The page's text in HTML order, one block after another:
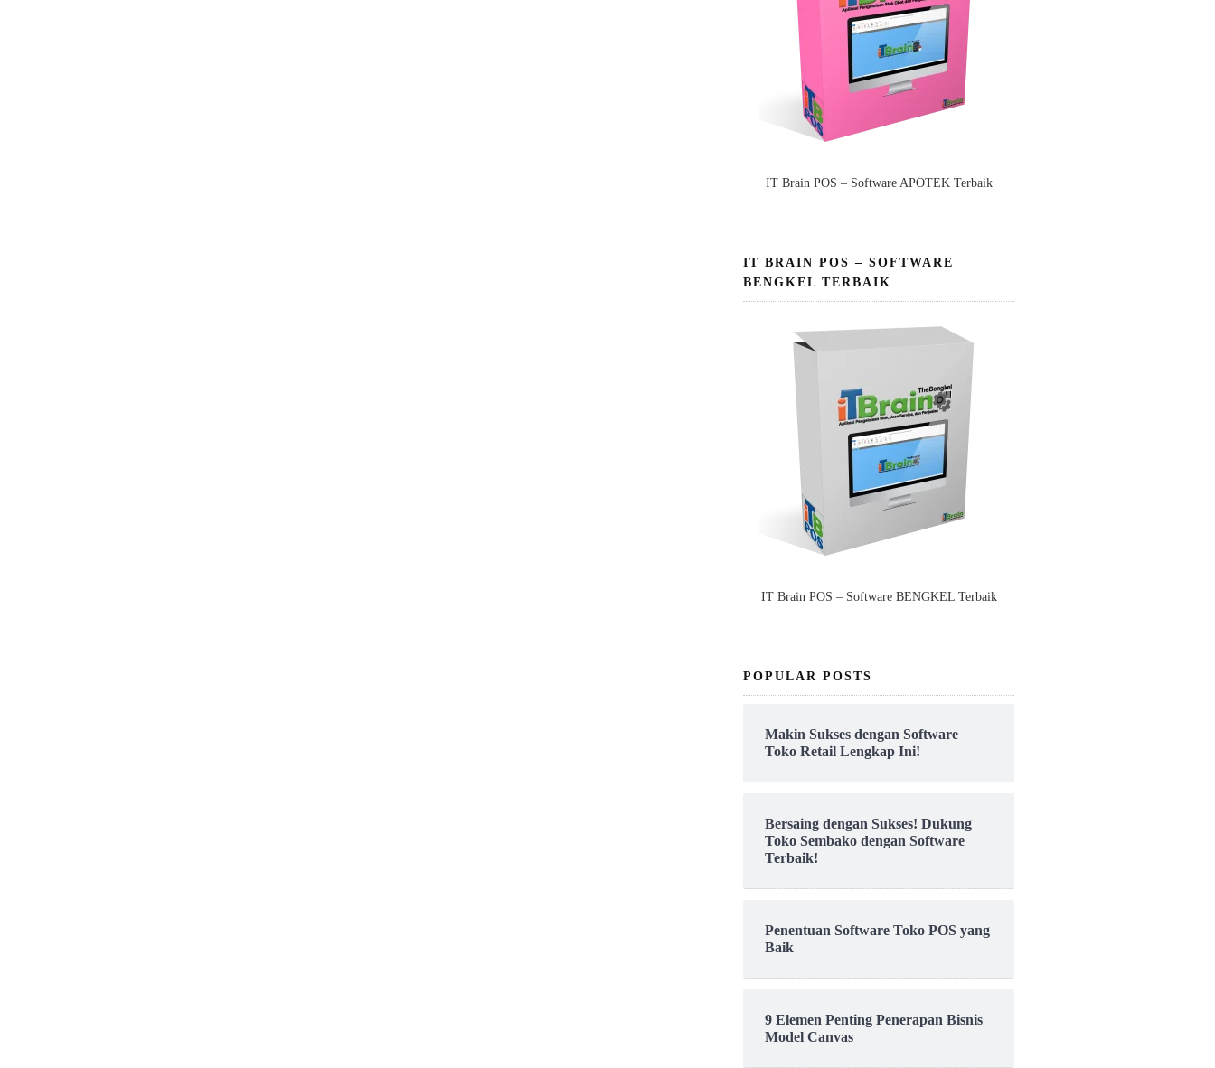
IT Brain POS – Software APOTEK Terbaik
IT BRAIN POS – SOFTWARE
BENGKEL TERBAIK
IT Brain POS – Software BENGKEL Terbaik
POPULAR POSTS
Makin Sukses dengan Software
Toko Retail Lengkap Ini!
Bersaing dengan Sukses! Dukung
Toko Sembako dengan Software
Terbaik!
Penentuan Software Toko POS yang
Baik
9 Elemen Penting Penerapan Bisnis
Model Canvas